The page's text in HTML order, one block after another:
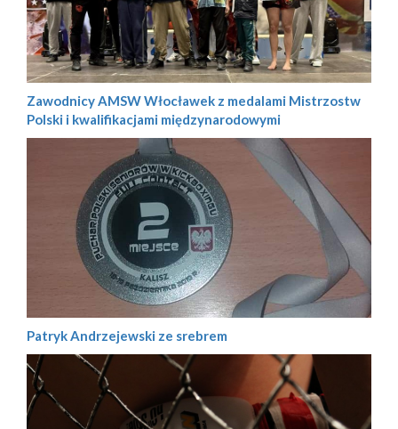
Zawodnicy AMSW Włocławek z medalami Mistrzostw
Polski i kwalifikacjami międzynarodowymi
Patryk Andrzejewski ze srebrem